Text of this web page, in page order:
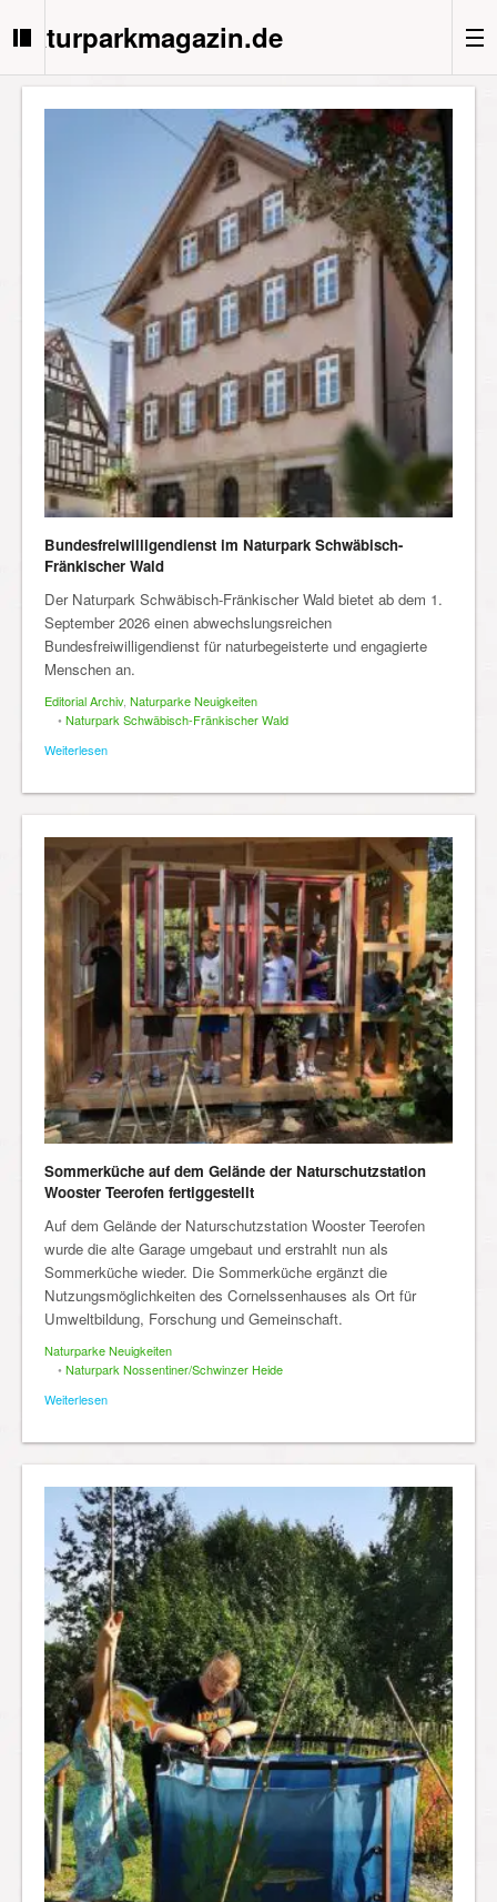
Naturparkmagazin.de
Bundesfreiwilligendienst im Naturpark Schwäbisch-
Fränkischer Wald
Der Naturpark Schwäbisch-Fränkischer Wald bietet ab dem 1.
September 2026 einen abwechslungsreichen
Bundesfreiwilligendienst für naturbegeisterte und engagierte
Menschen an.
Editorial Archiv, Naturparke Neuigkeiten
• Naturpark Schwäbisch-Fränkischer Wald
Weiterlesen
Sommerküche auf dem Gelände der Naturschutzstation
Wooster Teerofen fertiggestellt
Auf dem Gelände der Naturschutzstation Wooster Teerofen
wurde die alte Garage umgebaut und erstrahlt nun als
Sommerküche wieder. Die Sommerküche ergänzt die
Nutzungsmöglichkeiten des Cornelssenhauses als Ort für
Umweltbildung, Forschung und Gemeinschaft.
Naturparke Neuigkeiten
• Naturpark Nossentiner/Schwinzer Heide
Weiterlesen